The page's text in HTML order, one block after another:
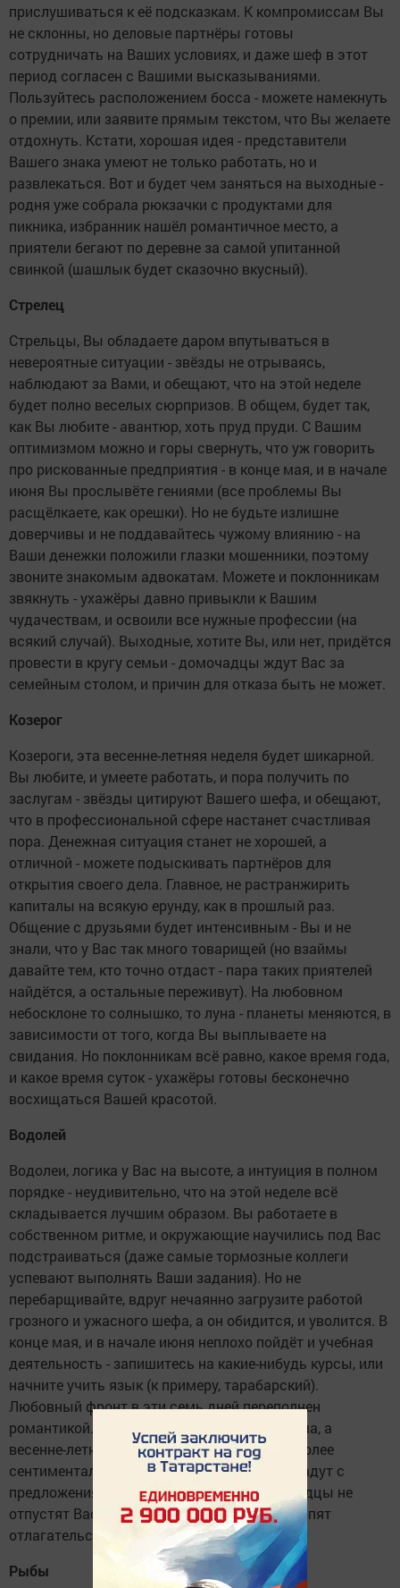
прислушиваться к её подсказкам. К компромиссам Вы
не склонны, но деловые партнёры готовы
сотрудничать на Ваших условиях, и даже шеф в этот
период согласен с Вашими высказываниями.
Пользуйтесь расположением босса - можете намекнуть
о премии, или заявите прямым текстом, что Вы желаете
отдохнуть. Кстати, хорошая идея - представители
Вашего знака умеют не только работать, но и
развлекаться. Вот и будет чем заняться на выходные -
родня уже собрала рюкзачки с продуктами для
пикника, избранник нашёл романтичное место, а
приятели бегают по деревне за самой упитанной
свинкой (шашлык будет сказочно вкусный).
Стрелец
Стрельцы, Вы обладаете даром впутываться в
невероятные ситуации - звёзды не отрываясь,
наблюдают за Вами, и обещают, что на этой неделе
будет полно веселых сюрпризов. В общем, будет так,
как Вы любите - авантюр, хоть пруд пруди. С Вашим
оптимизмом можно и горы свернуть, что уж говорить
про рискованные предприятия - в конце мая, и в начале
июня Вы прослывёте гениями (все проблемы Вы
расщёлкаете, как орешки). Но не будьте излишне
доверчивы и не поддавайтесь чужому влиянию - на
Ваши денежки положили глазки мошенники, поэтому
звоните знакомым адвокатам. Можете и поклонникам
звякнуть - ухажёры давно привыкли к Вашим
чудачествам, и освоили все нужные профессии (на
всякий случай). Выходные, хотите Вы, или нет, придётся
провести в кругу семьи - домочадцы ждут Вас за
семейным столом, и причин для отказа быть не может.
Козерог
Козероги, эта весенне-летняя неделя будет шикарной.
Вы любите, и умеете работать, и пора получить по
заслугам - звёзды цитируют Вашего шефа, и обещают,
что в профессиональной сфере настанет счастливая
пора. Денежная ситуация станет не хорошей, а
отличной - можете подыскивать партнёров для
открытия своего дела. Главное, не растранжирить
капиталы на всякую ерунду, как в прошлый раз.
Общение с друзьями будет интенсивным - Вы и не
знали, что у Вас так много товарищей (но взаймы
давайте тем, кто точно отдаст - пара таких приятелей
найдётся, а остальные переживут). На любовном
небосклоне то солнышко, то луна - планеты меняются, в
зависимости от того, когда Вы выплываете на
свидания. Но поклонникам всё равно, какое время года,
и какое время суток - ухажёры готовы бесконечно
восхищаться Вашей красотой.
Водолей
Водолеи, логика у Вас на высоте, а интуиция в полном
порядке - неудивительно, что на этой неделе всё
складывается лучшим образом. Вы работаете в
собственном ритме, и окружающие научились под Вас
подстраиваться (даже самые тормозные коллеги
успевают выполнять Ваши задания). Но не
перебарщивайте, вдруг нечаянно загрузите работой
грозного и ужасного шефа, а он обидится, и уволится. В
конце мая, и в начале июня неплохо пойдёт и учебная
деятельность - запишитесь на какие-нибудь курсы, или
начните учить язык (к примеру, тарабарский).
Любовный фронт в эти семь дней переполнен
романтикой. Поклонники и так от Вас без ума, а
весенне-летнее солнышко сделает их еще более
сентиментальными и нежными - вот-вот упадут с
предложениями сердец и рук. Хотя, домочадцы не
отпустят Вас в загс - огородные дела не терпят
отлагательств.
Рыбы